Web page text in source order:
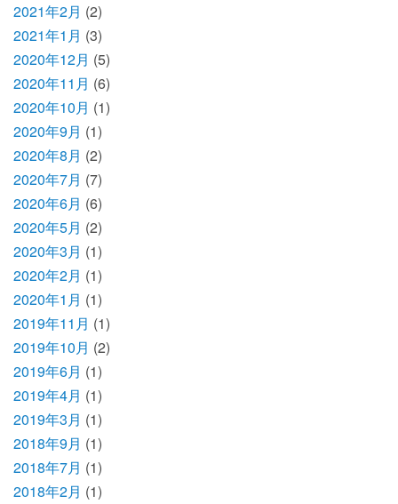
2021年2月 (2)
2021年1月 (3)
2020年12月 (5)
2020年11月 (6)
2020年10月 (1)
2020年9月 (1)
2020年8月 (2)
2020年7月 (7)
2020年6月 (6)
2020年5月 (2)
2020年3月 (1)
2020年2月 (1)
2020年1月 (1)
2019年11月 (1)
2019年10月 (2)
2019年6月 (1)
2019年4月 (1)
2019年3月 (1)
2018年9月 (1)
2018年7月 (1)
2018年2月 (1)